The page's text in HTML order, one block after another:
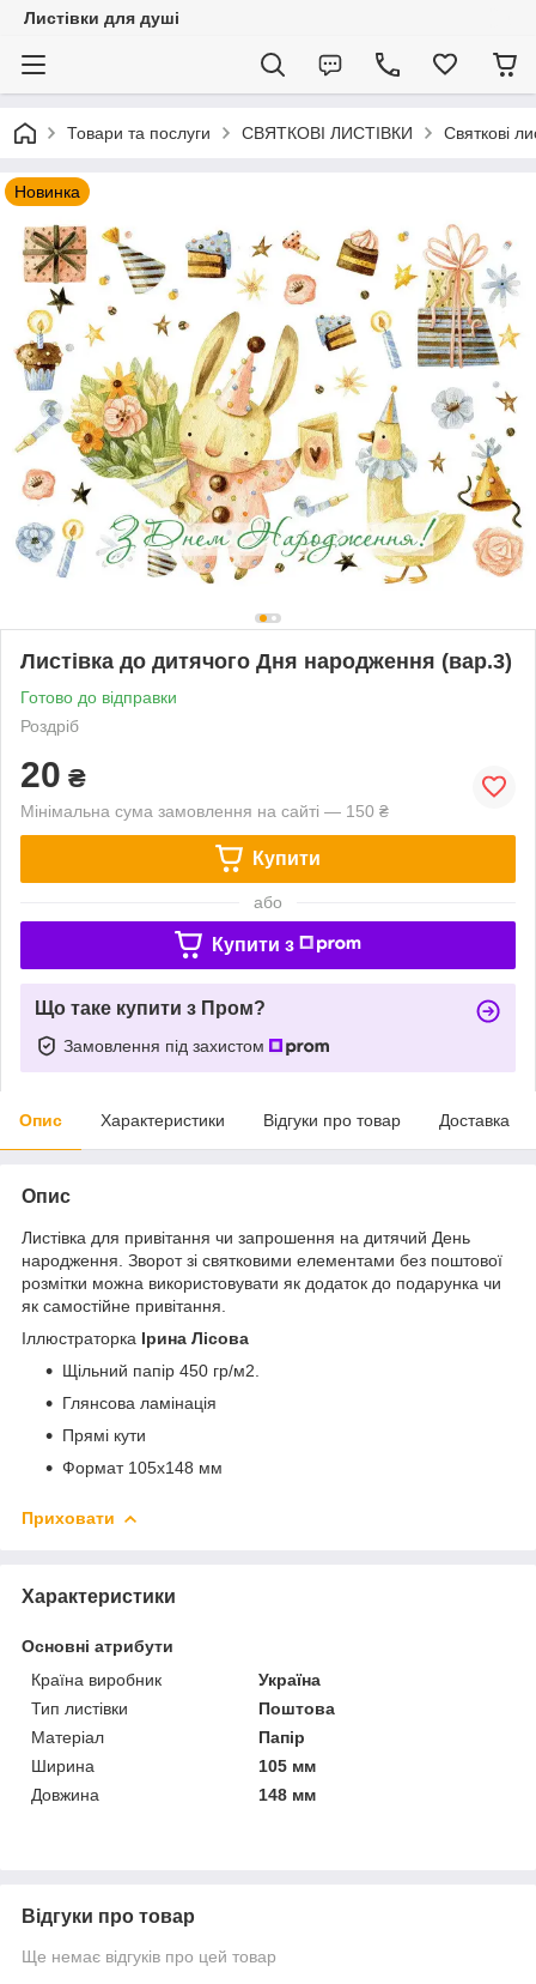
Листівки для душі
Товари та послуги СВЯТКОВІ ЛИСТІВКИ Святкові
Новинка
Листівка до дитячого Дня народження (вар.3)
Готово до відправки
Роздріб
20 ₴
Мінімальна сума замовлення на сайті — 150 ₴
Купити
або
Купити з
Що таке купити з Пром?
Замовлення під захистом
Опис Характеристики Відгуки про товар Доставка
Опис
Листівка для привітання чи запрошення на дитячий День
народження. Зворот зі святковими елементами без поштової
розмітки можна використовувати як додаток до подарунка чи
як самостійне привітання.
Іллюстраторка Ірина Лісова
Щільний папір 450 гр/м2.
Глянсова ламінація
Прямі кути
Формат 105х148 мм
Приховати
Характеристики
Основні атрибути
Країна виробник
Україна
Тип листівки
Поштова
Матеріал
Папір
Ширина
105 мм
Довжина
148 мм
Відгуки про товар
Ще немає відгуків про цей товар